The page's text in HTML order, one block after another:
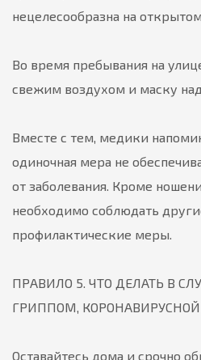
нецелесообразна на
Во время пребывания на
свежим воздухом и маску
Вместе с тем, медики
одиночная мера не
от заболевания. Кроме
необходимо соблюдать
профилактические меры.
ПРАВИЛО 5. ЧТО ДЕЛАТЬ В
ГРИППОМ,
Оставайтесь дома и срочно